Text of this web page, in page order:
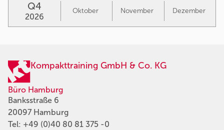
Q4
2026
Oktober November Dezember
Kompakttraining GmbH & Co. KG
Büro Hamburg
Banksstraße 6
20097 Hamburg
Tel: +49 (0)40 80 81 375 -0